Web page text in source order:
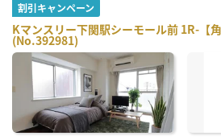
割引キャンペーン
Kマンスリー下関駅シーモール前 1R-【角
(No.392981)